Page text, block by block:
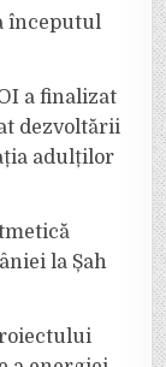
începutul
a finalizat
dezvoltării
adulților
la Șah